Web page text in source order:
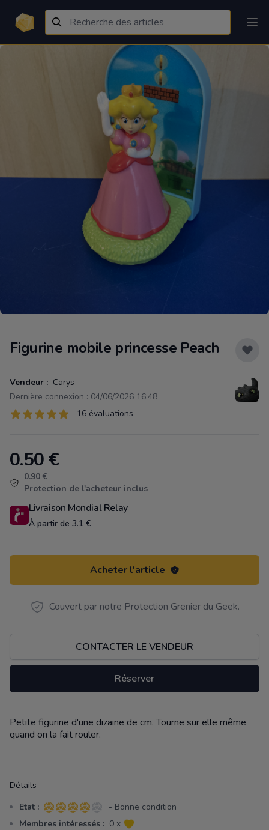
Figurine mobile princesse Peach
Vendeur : Carys
Dernière connexion : 04/06/2026 16:48
Évaluations
16 sur 5 étoiles 16 évaluations
Product information
0.50€
0.90 €
Protection de l'acheteur inclus
Livraison Mondial Relay
À partir de 3.1 €
Acheter l'article
Couvert par notre Protection Grenier du Geek.
CONTACTER LE VENDEUR
Réserver
Description
Petite figurine d'une dizaine de cm. Tourne sur elle même
quand on la fait rouler.
Détails
Etat : 4 sur 5 étoiles
- Bonne condition
Membres intéressés : 0 x